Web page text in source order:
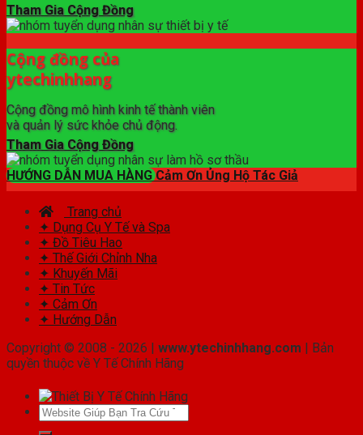
Tham Gia Cộng Đồng
Cộng đồng của
ytechinhhang
Cộng đồng mô hình kinh tế thành viên
và quản lý sức khỏe chủ động.
Tham Gia Cộng Đồng
HƯỚNG DẪN MUA HÀNG Cảm Ơn Ủng Hộ Tác Giả
Trang chủ
✦ Dụng Cụ Y Tế và Spa
✦ Đồ Tiêu Hao
✦ Thế Giới Chỉnh Nha
✦ Khuyến Mãi
✦ Tin Tức
✦ Cảm Ơn
✦ Hướng Dẫn
Copyright © 2008 - 2026 | www.ytechinhhang.com | Bản
quyền thuộc về Y Tế Chính Hãng
Tìm
kiếm: